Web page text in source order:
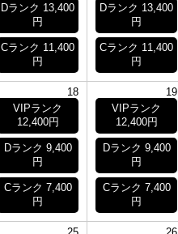
Dランク 13,400
円
Cランク 11,400
円
Dランク 13,400
円
Cランク 11,400
円
18
VIPランク
12,400円
Dランク 9,400
円
Cランク 7,400
円
19
VIPランク
12,400円
Dランク 9,400
円
Cランク 7,400
円